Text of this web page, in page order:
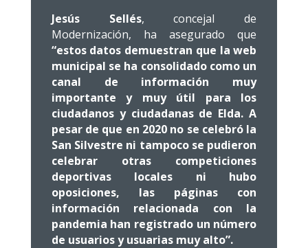
Jesús Sellés, concejal de
Modernización, ha asegurado que
“estos datos demuestran que la web
municipal se ha consolidado como un
canal de información muy
importante y muy útil para los
ciudadanos y ciudadanas de Elda. A
pesar de que en 2020 no se celebró la
San Silvestre ni tampoco se pudieron
celebrar otras competiciones
deportivas locales ni hubo
oposiciones, las páginas con
información relacionada con la
pandemia han registrado un número
de usuarios y usuarias muy alto”.